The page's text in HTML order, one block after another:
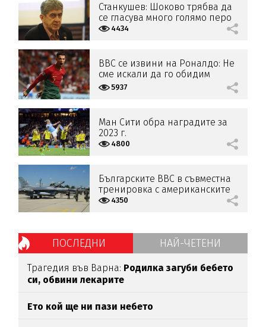
Станкушев: Шоково трябва да
се гласува много голямо перо
от бюджета за ВВС
4434
BBC се извини на Роналдо: Не
сме искали да го обидим
5937
Ман Сити обра наградите за
2023 г.
4800
Българските ВВС в съвместна
тренировка с американските
си колеги
4350
ПОСЛЕДНИ НАЙ-ЧЕТЕНИ
Трагедия във Варна: Родилка загуби бебето
си, обвини лекарите
Ето кой ще ни пази небето